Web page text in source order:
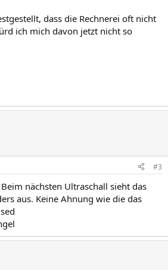
dass die Rechnerei oft nicht
ich mich davon jetzt nicht so
#3
nächsten Ultraschall sieht das
aus. Keine Ahnung wie die das